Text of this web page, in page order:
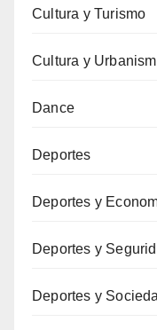
Cultura y Turismo
Cultura y
Dance
Deportes
Deportes y
Deportes y
Deportes y